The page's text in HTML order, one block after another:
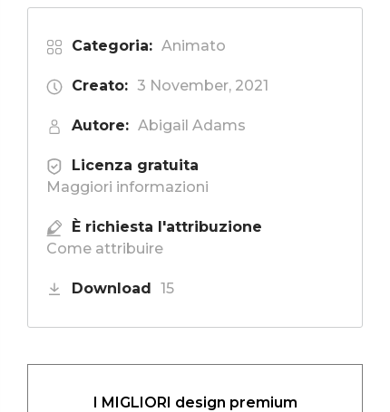
Categoria: Animato
Creato: 3 November, 2021
Autore: Abigail Adams
Licenza gratuita
Maggiori informazioni
È richiesta l'attribuzione
Come attribuire
Download 15
I MIGLIORI design premium